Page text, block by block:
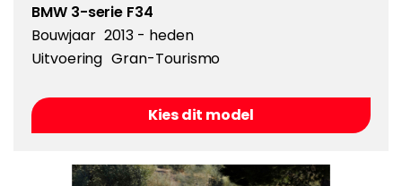
BMW 3-serie F34
Bouwjaar 2013 - heden
Uitvoering Gran-Tourismo
Kies dit model